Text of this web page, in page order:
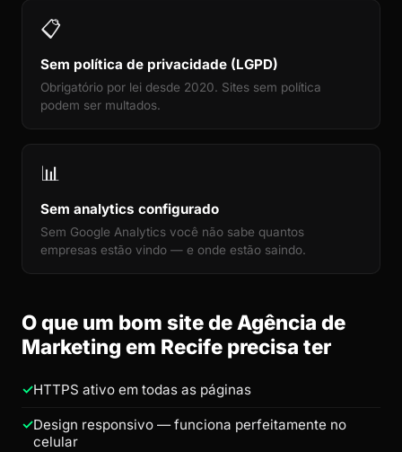
📋
Sem política de privacidade (LGPD)
Obrigatório por lei desde 2020. Sites sem política
podem ser multados.
📊
Sem analytics configurado
Sem Google Analytics você não sabe quantos
empresas estão vindo — e onde estão saindo.
O que um bom site de Agência de
Marketing em Recife precisa ter
HTTPS ativo em todas as páginas
Design responsivo — funciona perfeitamente no
celular